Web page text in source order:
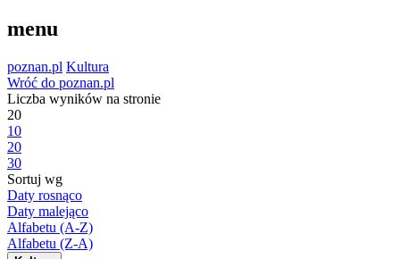
menu
poznan.pl Kultura
Wróć do poznan.pl
Liczba wyników na stronie
20
10
20
30
Sortuj wg
Daty rosnąco
Daty malejąco
Alfabetu (A-Z)
Alfabetu (Z-A)